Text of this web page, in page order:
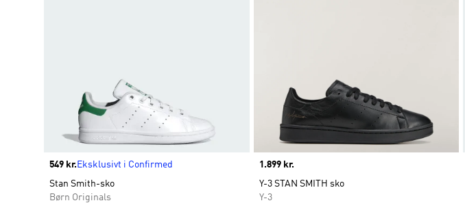
Price
549 kr. Eksklusivt i Confirmed
Stan Smith-sko
Børn Originals
Price
1.899 kr.
Y-3 STAN SMITH sko
Y-3